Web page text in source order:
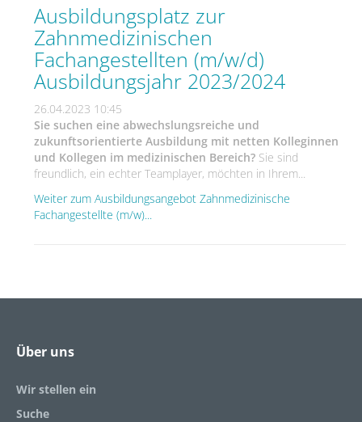
Ausbildungsplatz zur
Zahnmedizinischen
Fachangestellten (m/w/d)
Ausbildungsjahr 2023/2024
26.04.2023 10:45
Sie suchen eine abwechslungsreiche und
zukunftsorientierte Ausbildung mit netten Kolleginnen
und Kollegen im medizinischen Bereich? Sie sind
freundlich, ein echter Teamplayer, möchten in Ihrem...
Weiter zum Ausbildungsangebot Zahnmedizinische
Fachangestellte (m/w)...
Über uns
Wir stellen ein
Suche